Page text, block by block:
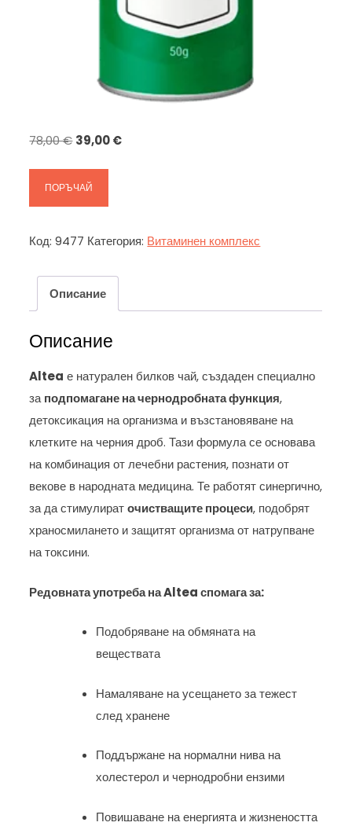
78,00€ Original
was:
78,00 €.
39,00€Текущата
ПОРЪЧАЙ
Код:9477 Категория: Витаминен комплекс
Описание
Описание
Altea е натурален билков чай, създаден специално
заподпомагане на чернодробната функция,
детоксикация на организма и възстановяване на
клетките на черния дроб. Тази формула се основава
на комбинация от лечебни растения, познати от
векове в народната медицина. Те работят синергично,
за да стимулираточистващите процеси, подобрят
храносмилането и защитят организма от натрупване
на токсини.
Редовната употреба на Altea спомага за:
Подобряване на обмяната на
веществата
Намаляване на усещането за тежест
след хранене
Поддържане на нормални нива на
холестерол и чернодробни ензими
Повишаване на енергията и жизнеността